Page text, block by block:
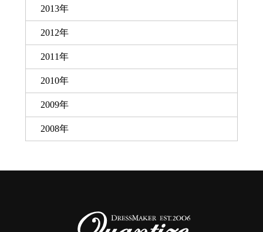
2013年
2012年
2011年
2010年
2009年
2008年